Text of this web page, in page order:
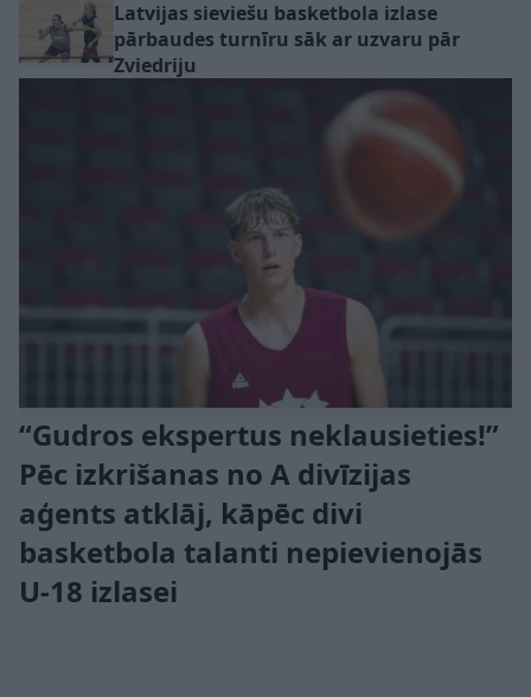
Latvijas sieviešu basketbola izlase
pārbaudes turnīru sāk ar uzvaru pār
Zviedriju
“Gudros ekspertus neklausieties!”
Pēc izkrišanas no A divīzijas
aģents atklāj, kāpēc divi
basketbola talanti nepievienojās
U-18 izlasei